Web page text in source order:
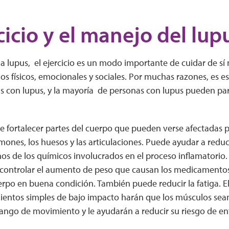
y el manejo del
lupus, el ejercicio es un modo importante de cuidar de sí
físicos, emocionales y sociales. Por muchas razones, es
con lupus, y la mayoría de personas con lupus pueden
fortalecer partes del cuerpo que pueden verse afectadas
los huesos y las articulaciones. Puede ayudar a
de los químicos involucrados en el proceso inflamatorio.
el aumento de peso que causan los
en buena condición. También puede reducir la fatiga.
simples de bajo impacto harán que los músculos
de movimiento y le ayudarán a reducir su riesgo de